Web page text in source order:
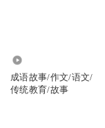
成语故事/作文/语文/
传统教育/故事